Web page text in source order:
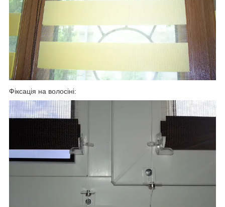
Фіксація на волосіні: